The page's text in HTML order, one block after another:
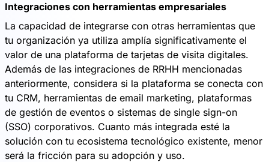
Integraciones con herramientas empresariales
La capacidad de integrarse con otras herramientas que
tu organización ya utiliza amplía significativamente el
valor de una plataforma de tarjetas de visita digitales.
Además de las integraciones de RRHH mencionadas
anteriormente, considera si la plataforma se conecta con
tu CRM, herramientas de email marketing, plataformas
de gestión de eventos o sistemas de single sign-on
(SSO) corporativos. Cuanto más integrada esté la
solución con tu ecosistema tecnológico existente, menor
será la fricción para su adopción y uso.